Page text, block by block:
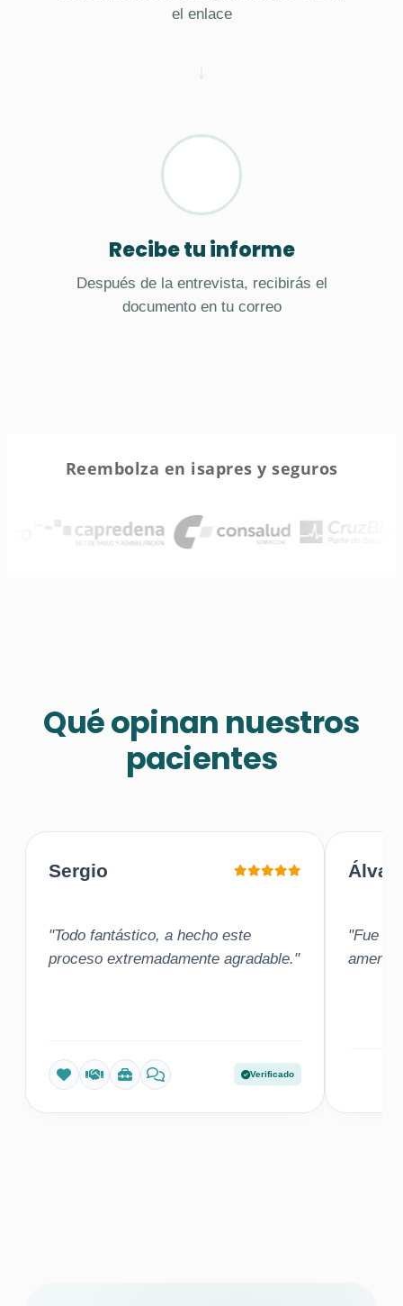
el enlace
Recibe tu informe
Después de la entrevista, recibirás el
documento en tu correo
Reembolza en isapres y seguros
Qué opinan nuestros
pacientes
Sergio
"Todo fantástico, a hecho este
proceso extremadamente agradable."
Verificado
"Fue
amena"